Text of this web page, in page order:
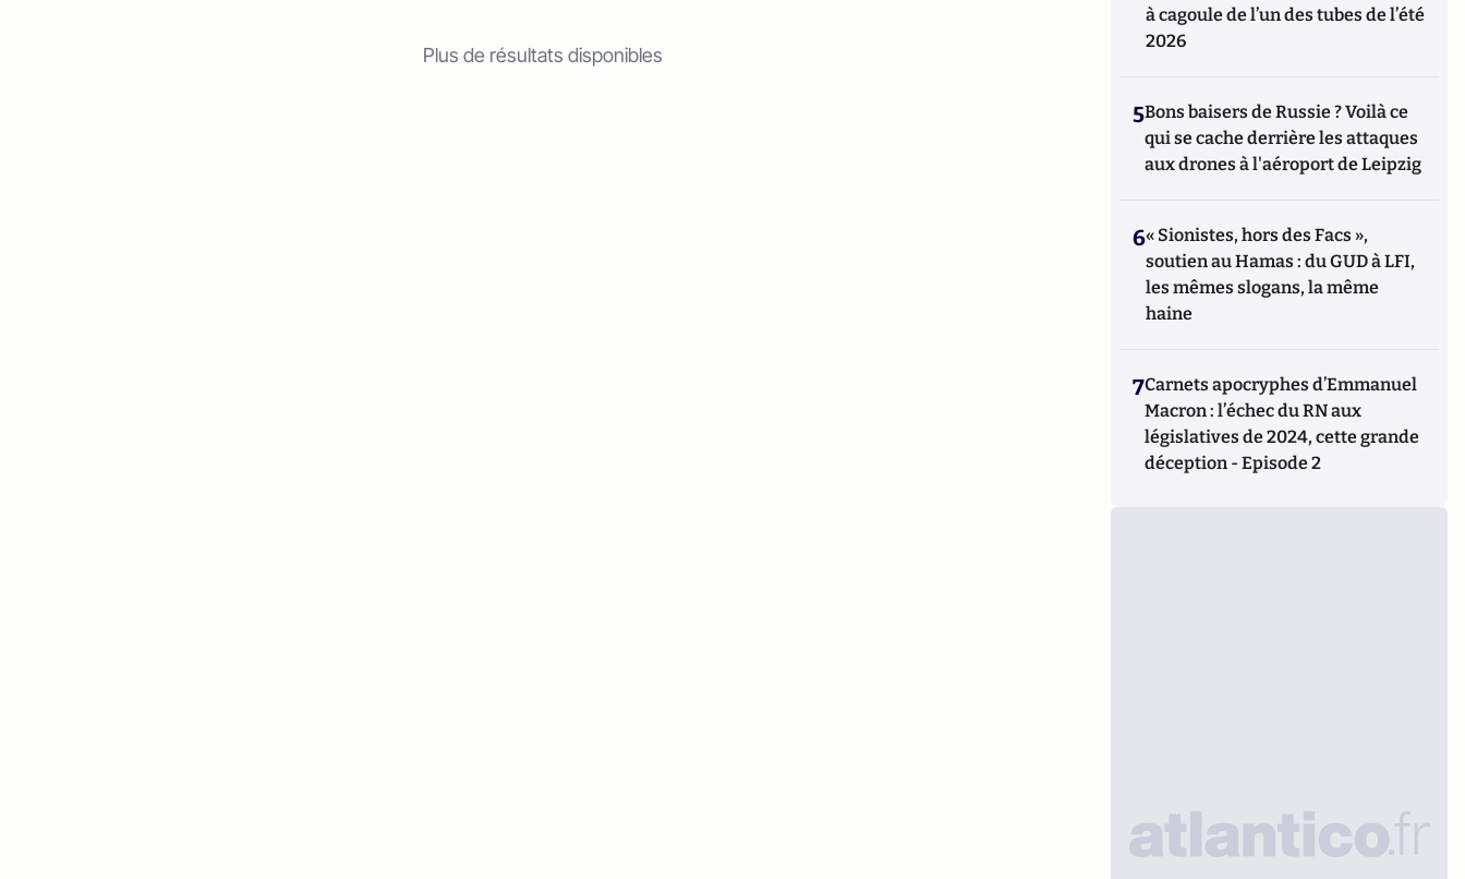
Plus de résultats disponibles
à cagoule de l’un des tubes de l’été
2026
5Bons baisers de Russie ? Voilà ce
qui se cache derrière les attaques
aux drones à l'aéroport de Leipzig
6« Sionistes, hors des Facs »,
soutien au Hamas : du GUD à LFI,
les mêmes slogans, la même
haine
7Carnets apocryphes d’Emmanuel
Macron : l’échec du RN aux
législatives de 2024, cette grande
déception - Episode 2